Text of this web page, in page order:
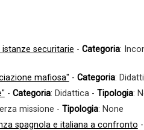
securitarie - Categoria:
mafiosa" - Categoria:
- Categoria: Didattica - Tipologia:
missione - Tipologia: None
spagnola e italiana a confronto -